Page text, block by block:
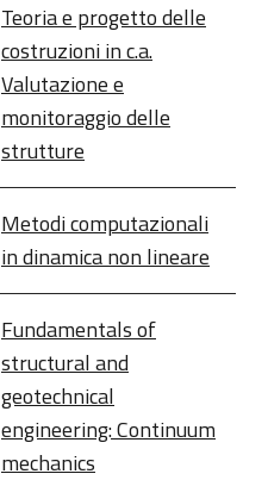
Teoria e progetto delle
costruzioni in c.a.
Valutazione e
monitoraggio delle
strutture
Metodi computazionali
in dinamica non lineare
Fundamentals of
structural and
geotechnical
engineering: Continuum
mechanics